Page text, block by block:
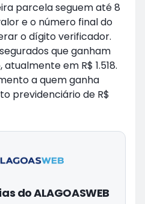
parcela seguem até 8
e o número final do
o dígito verificador.
que ganham
em R$ 1.518.
a quem ganha
previdenciário de R$
do ALAGOASWEB